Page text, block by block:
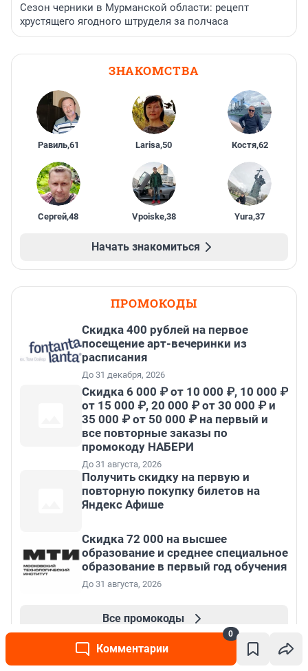
Комментарии
0
Сезон черники в Мурманской области: рецепт
хрустящего ягодного штруделя за полчаса
ЗНАКОМСТВА
Равиль,61 Larisa,50 Костя,62
Сергей,48 Vpoiske,38 Yura,37
Начать знакомиться
ПРОМОКОДЫ
Cкидка 400 рублей на первое
посещение арт-вечеринки из
расписания
До 31 декабря, 2026
Скидка 6 000 ₽ от 10 000 ₽, 10 000 ₽
от 15 000 ₽, 20 000 ₽ от 30 000 ₽ и
35 000 ₽ от 50 000 ₽ на первый и
все повторные заказы по
промокоду НАБЕРИ
До 31 августа, 2026
Получить скидку на первую и
повторную покупку билетов на
Яндекс Афише
Скидка 72 000 на высшее
образование и среднее специальное
образование в первый год обучения
До 31 августа, 2026
Все промокоды